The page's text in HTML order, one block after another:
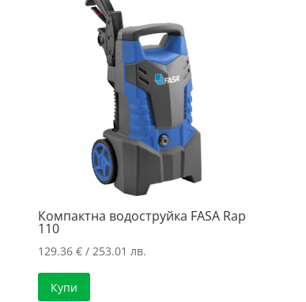
Компактна водоструйка FASA Rap
110
129.36€ / 253.01 лв.
Купи